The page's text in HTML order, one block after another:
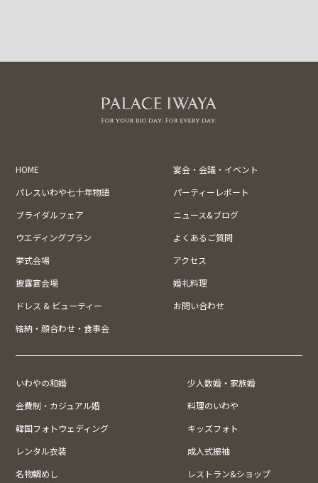
HOME
宴会・会議・イベント
パレスいわや七十年物語
パーティーレポート
ブライダルフェア
ニュース&ブログ
ウエディングプラン
よくあるご質問
挙式会場
アクセス
披露宴会場
婚礼料理
ドレス & ビューティー
お問い合わせ
結納・顔合わせ・食事会
いわやの和婚
少人数婚・家族婚
会費制・カジュアル婚
料理のいわや
韓国フォトウェディング
キッズフォト
レンタル衣装
成人式振袖
名物鯛めし
レストラン&ショップ